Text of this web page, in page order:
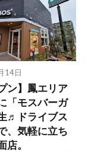
14日
ン】鳳エリア
「モスバーガ
♬ドライブス
、気軽に立ち
店。